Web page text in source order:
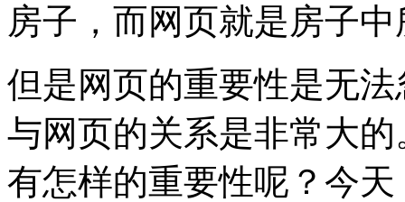
房子，而网页就是房子
但是网页的重要性是无
与网页的关系是非常大
有怎样的重要性呢？今